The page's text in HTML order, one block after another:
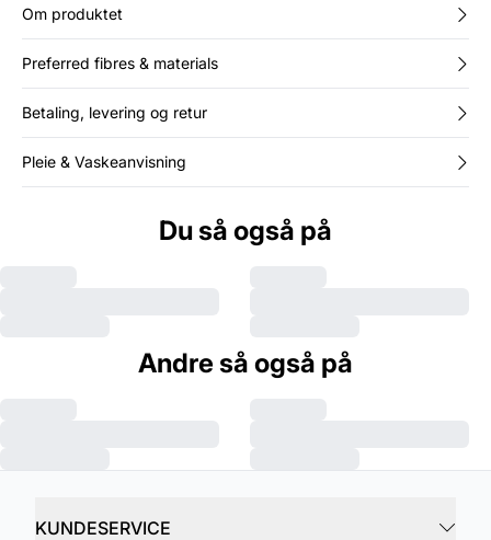
Om produktet
Preferred fibres & materials
Betaling, levering og retur
Pleie & Vaskeanvisning
Du så også på
Andre så også på
KUNDESERVICE